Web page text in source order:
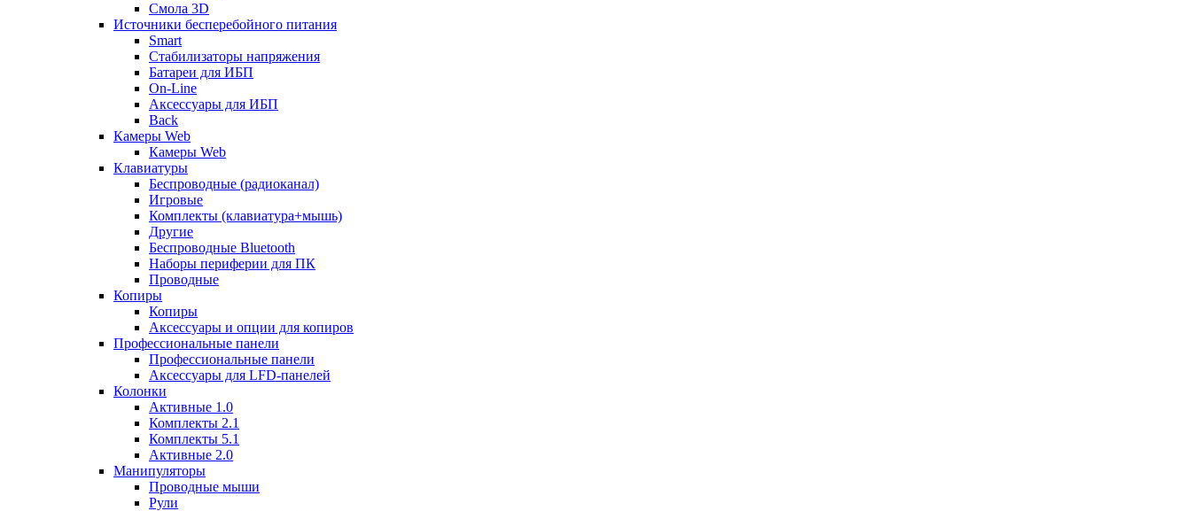
Смола 3D
Источники бесперебойного питания
Smart
Стабилизаторы напряжения
Батареи для ИБП
On-Line
Аксессуары для ИБП
Back
Камеры Web
Камеры Web
Клавиатуры
Беспроводные (радиоканал)
Игровые
Комплекты (клавиатура+мышь)
Другие
Беспроводные Bluetooth
Наборы периферии для ПК
Проводные
Копиры
Копиры
Аксессуары и опции для копиров
Профессиональные панели
Профессиональные панели
Аксессуары для LFD-панелей
Колонки
Активные 1.0
Комплекты 2.1
Комплекты 5.1
Активные 2.0
Манипуляторы
Проводные мыши
Рули